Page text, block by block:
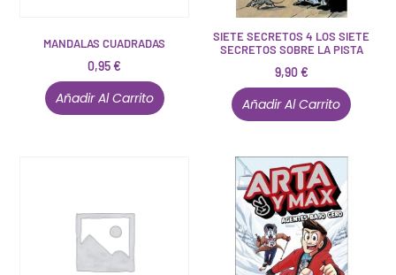
MANDALAS CUADRADAS
0,95€
Añadir Al Carrito
SIETE SECRETOS 4 LOS SIETE
SECRETOS SOBRE LA PISTA
9,90€
Añadir Al Carrito